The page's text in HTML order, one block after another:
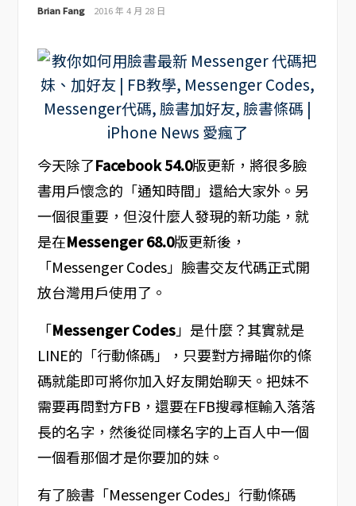
Brian Fang 2016 年 4 月 28 日
今天除了Facebook 54.0版更新，將很多臉
書用戶懷念的「通知時間」還給大家外。另
一個很重要，但沒什麼人發現的新功能，就
是在Messenger 68.0版更新後，
「Messenger Codes」臉書交友代碼正式開
放台灣用戶使用了。
「Messenger Codes」是什麼？其實就是
LINE的「行動條碼」，只要對方掃瞄你的條
碼就能即可將你加入好友開始聊天。把妹不
需要再問對方FB，還要在FB搜尋框輸入落落
長的名字，然後從同樣名字的上百人中一個
一個看那個才是你要加的妹。
有了臉書「Messenger Codes」行動條碼